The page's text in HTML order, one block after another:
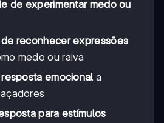
de experimentar medo ou
reconhecer expressões
medo ou raiva
resposta emocional a
para estímulos